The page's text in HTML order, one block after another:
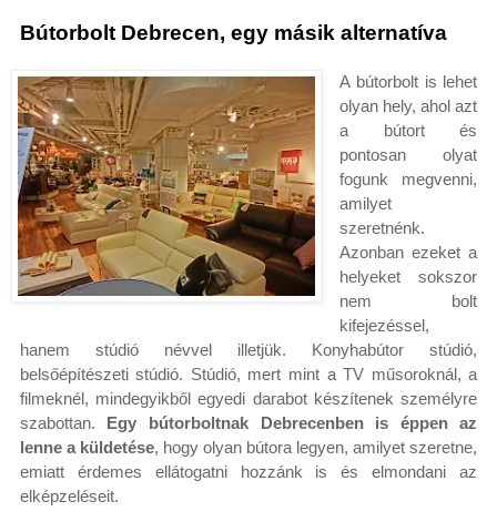
Bútorbolt Debrecen, egy másik alternatíva
A bútorbolt is lehet
olyan hely, ahol azt
a bútort és
pontosan olyat
fogunk megvenni,
amilyet
szeretnénk.
Azonban ezeket a
helyeket sokszor
nem bolt
kifejezéssel,
hanem stúdió névvel illetjük. Konyhabútor stúdió,
belsőépítészeti stúdió. Stúdió, mert mint a TV műsoroknál, a
filmeknél, mindegyikből egyedi darabot készítenek személyre
szabottan.
Egy bútorboltnak Debrecenben is éppen az
lenne a küldetése, hogy olyan bútora legyen, amilyet szeretne,
emiatt érdemes ellátogatni hozzánk is és elmondani az
elképzeléseit.